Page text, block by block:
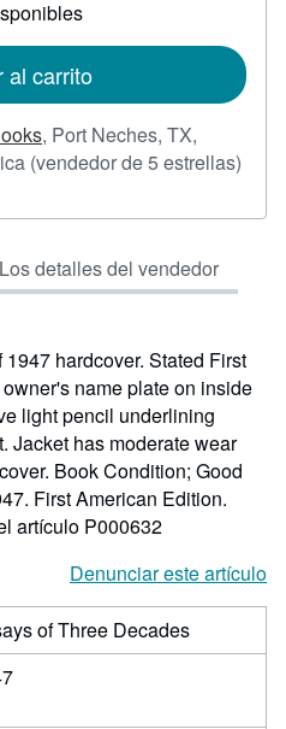
al carrito
, Port Neches, TX,
(vendedor de 5 estrellas)
Los detalles del vendedor
hardcover. Stated First
name plate on inside
light pencil underlining
Jacket has moderate wear
Book Condition; Good
First American Edition.
artículo P000632
Denunciar este artículo
of Three Decades